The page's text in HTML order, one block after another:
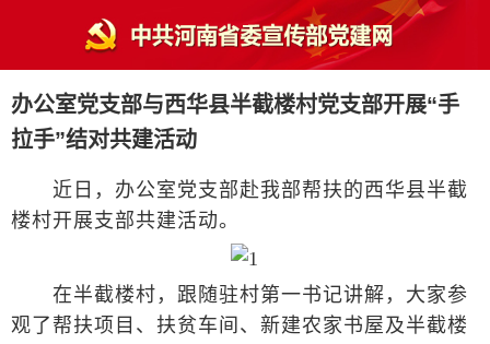
办公室党支部与西华县半截楼村党支部开展“手
拉手”结对共建活动
近日，办公室党支部赴我部帮扶的西华县半截
楼村开展支部共建活动。
在半截楼村，跟随驻村第一书记讲解，大家参
观了帮扶项目、扶贫车间、新建农家书屋及半截楼